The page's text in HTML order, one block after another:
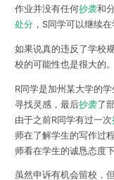
作业并没有任何抄袭和
处分，S同学可以继续在
如果说真的违反了学校
校的可能性也是很大的。
R同学是加州某大学的
寻找灵感，最后抄袭了
由于之前R同学有过一次
师在了解学生的写作过
师看在学生的诚恳态度
虽然申诉有机会留校，